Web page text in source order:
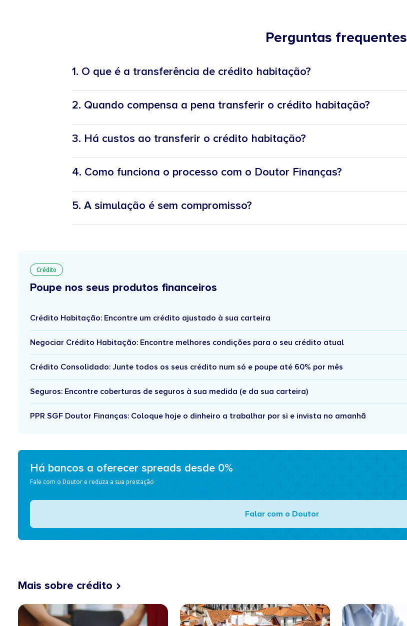
Perguntas frequentes
1. O que é a transferência de crédito habitação?
2. Quando compensa a pena transferir o crédito habitação?
3. Há custos ao transferir o crédito habitação?
4. Como funciona o processo com o Doutor Finanças?
5. A simulação é sem compromisso?
Crédito
Poupe nos seus produtos financeiros
Crédito Habitação: Encontre um crédito ajustado à sua carteira
Negociar Crédito Habitação: Encontre melhores condições para o seu crédito atual
Crédito Consolidado: Junte todos os seus crédito num só e poupe até 60% por mês
Seguros: Encontre coberturas de seguros à sua medida (e da sua carteira)
PPR SGF Doutor Finanças: Coloque hoje o dinheiro a trabalhar por si e invista no amanhã
Há bancos a oferecer spreads desde 0%
Fale com o Doutor e reduza a sua prestação
Falar com o Doutor
Mais sobre crédito